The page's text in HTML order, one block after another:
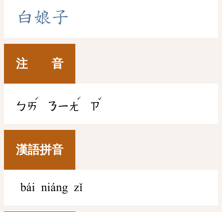
白娘子
注 音
ㄅㄞ
ˊ
ㄋㄧㄤ
ˊ
ㄗ
ˇ
漢語拼音
bái niáng zǐ